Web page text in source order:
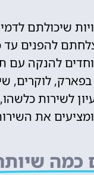
שיכולתם
להפנים עד
להנקה עם
לוקרים,
לשירות
את
כמה